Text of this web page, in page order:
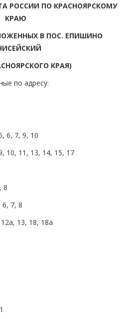
РОССИИ ПО КРАСНОЯРСКОМУ
КРАЮ
В ПОС. ЕПИШИНО
КРАЯ)
по адресу:
6, 7, 9, 10
10, 11, 13, 14, 15, 17
8
6, 7, 8
13, 18, 18а